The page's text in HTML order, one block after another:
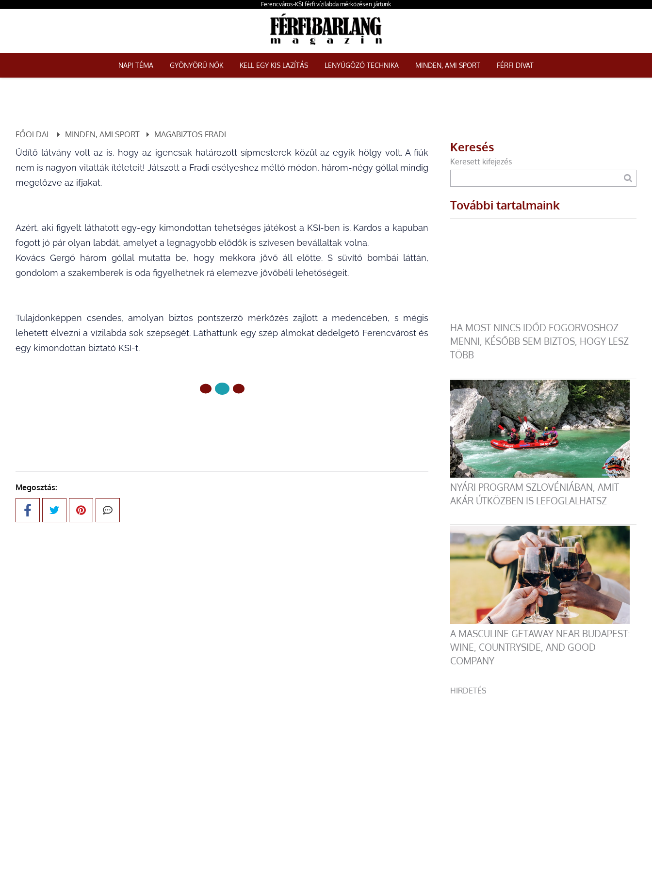
Ferencváros-KSI férfi vízilabda mérkőzésen jártunk
NAPI TÉMA GYÖNYÖRŰ NŐK KELL EGY KIS LAZÍTÁS LENYŰGÖZŐ TECHNIKA MINDEN, AMI SPORT FÉRFI DIVAT
FŐOLDAL MINDEN, AMI SPORT MAGABIZTOS FRADI
Üdítő látvány volt az is, hogy az igencsak határozott sípmesterek közül az egyik hölgy volt. A fiúk
nem is nagyon vitatták ítéleteit! Játszott a Fradi esélyeshez méltó módon, három-négy góllal mindig
megelőzve az ifjakat.
Azért, aki figyelt láthatott egy-egy kimondottan tehetséges játékost a KSI-ben is. Kardos a kapuban
fogott jó pár olyan labdát, amelyet a legnagyobb elődök is szívesen bevállaltak volna.
Kovács Gergő három góllal mutatta be, hogy mekkora jövő áll előtte. S süvítő bombái láttán,
gondolom a szakemberek is oda figyelhetnek rá elemezve jövőbéli lehetőségeit.
Tulajdonképpen csendes, amolyan biztos pontszerző mérkőzés zajlott a medencében, s mégis
lehetett élvezni a vízilabda sok szépségét. Láthattunk egy szép álmokat dédelgető Ferencvárost és
egy kimondottan biztató KSI-t.
Megosztás:
Keresés
Keresett kifejezés
További tartalmaink
HA MOST NINCS IDŐD FOGORVOSHOZ
MENNI, KÉSŐBB SEM BIZTOS, HOGY LESZ
TÖBB
NYÁRI PROGRAM SZLOVÉNIÁBAN, AMIT
AKÁR ÚTKÖZBEN IS LEFOGLALHATSZ
A MASCULINE GETAWAY NEAR BUDAPEST:
WINE, COUNTRYSIDE, AND GOOD
COMPANY
HIRDETÉS